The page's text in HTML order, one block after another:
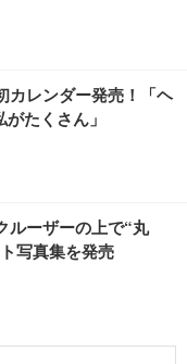
カレンダー発売！「ヘ
たくさん」
ルーザーの上で“丸
写真集を発売